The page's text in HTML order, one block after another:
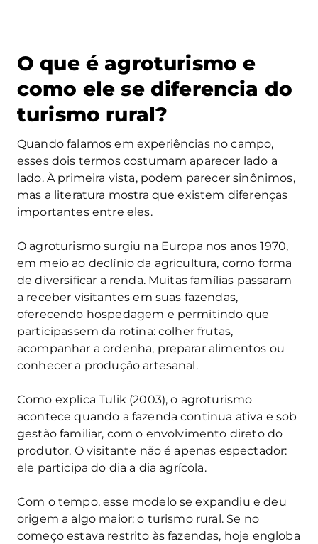
O que é agroturismo e
como ele se diferencia do
turismo rural?
Quando falamos em experiências no campo,
esses dois termos costumam aparecer lado a
lado. À primeira vista, podem parecer sinônimos,
mas a literatura mostra que existem diferenças
importantes entre eles.
O agroturismo surgiu na Europa nos anos 1970,
em meio ao declínio da agricultura, como forma
de diversificar a renda. Muitas famílias passaram
a receber visitantes em suas fazendas,
oferecendo hospedagem e permitindo que
participassem da rotina: colher frutas,
acompanhar a ordenha, preparar alimentos ou
conhecer a produção artesanal.
Como explica Tulik (2003), o agroturismo
acontece quando a fazenda continua ativa e sob
gestão familiar, com o envolvimento direto do
produtor. O visitante não é apenas espectador:
ele participa do dia a dia agrícola.
Com o tempo, esse modelo se expandiu e deu
origem a algo maior: o turismo rural. Se no
começo estava restrito às fazendas, hoje engloba